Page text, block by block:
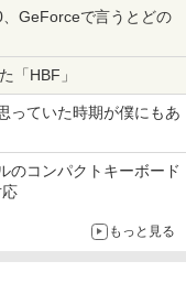
GeForceで言うとどの
「HBF」
ていた時期が僕にもあ
のコンパクトキーボード
もっと見る